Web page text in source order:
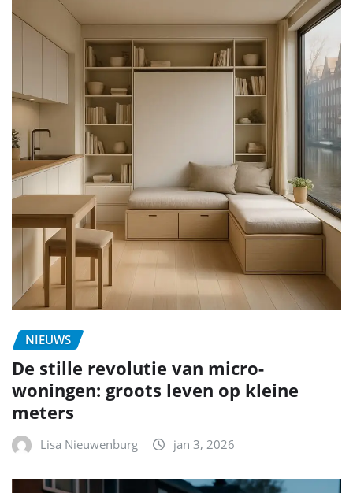
NIEUWS
De stille revolutie van micro-
woningen: groots leven op kleine
meters
Lisa Nieuwenburg jan 3, 2026